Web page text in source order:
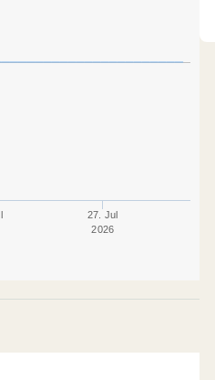
27. Jul
2026